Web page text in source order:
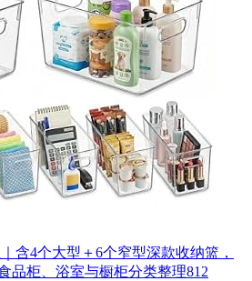
含4个大型＋6个窄型深款收纳篮，
品柜、浴室与橱柜分类整理812